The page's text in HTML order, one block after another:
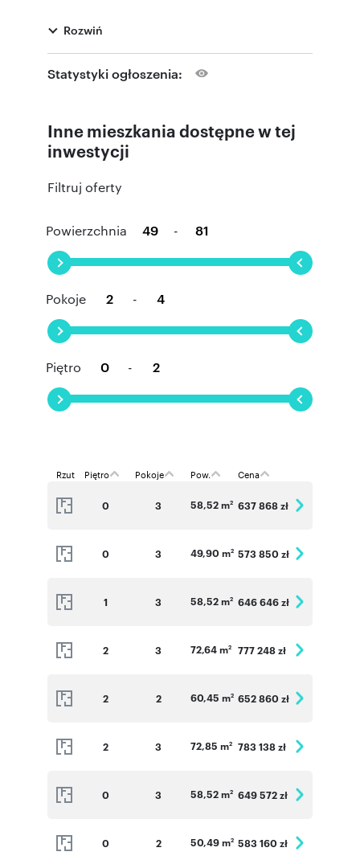
Rozwiń
Statystyki ogłoszenia:
Inne mieszkania dostępne w tej
inwestycji
Filtruj oferty
Powierzchnia -
Pokoje -
Piętro -
Rzut Piętro Pokoje Pow. Cena
0 3 58,52 m2 637 868 zł
0 3 49,90 m2 573 850 zł
1 3 58,52 m2 646 646 zł
2 3 72,64 m2 777 248 zł
2 2 60,45 m2 652 860 zł
2 3 72,85 m2 783 138 zł
0 3 58,52 m2 649 572 zł
0 2 50,49 m2 583 160 zł